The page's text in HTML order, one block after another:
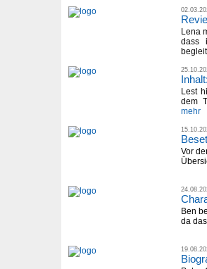
Lena
dass
Lest
dem
mehr
Vor
Ben
da